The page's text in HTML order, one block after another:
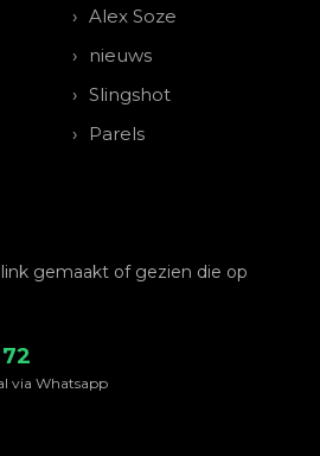
Alex Soze
nieuws
Slingshot
Parels
gemaakt of gezien die op
via Whatsapp